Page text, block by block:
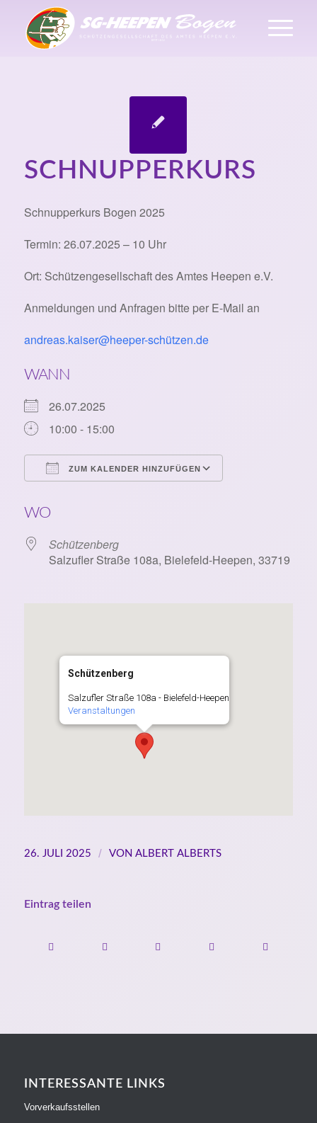
SCHNUPPERKURS
Schnupperkurs Bogen 2025
Termin: 26.07.2025 – 10 Uhr
Ort: Schützengesellschaft des Amtes Heepen e.V.
Anmeldungen und Anfragen bitte per E-Mail an
andreas.kaiser@heeper-schützen.de
WANN
26.07.2025
10:00 - 15:00
ZUM KALENDER HINZUFÜGEN
WO
Schützenberg
Salzufler Straße 108a, Bielefeld-Heepen, 33719
Schützenberg
Salzufler Straße 108a - Bielefeld-Heepen
Veranstaltungen
26. JULI 2025 / VON ALBERT ALBERTS
Eintrag teilen
INTERESSANTE LINKS
Vorverkaufsstellen